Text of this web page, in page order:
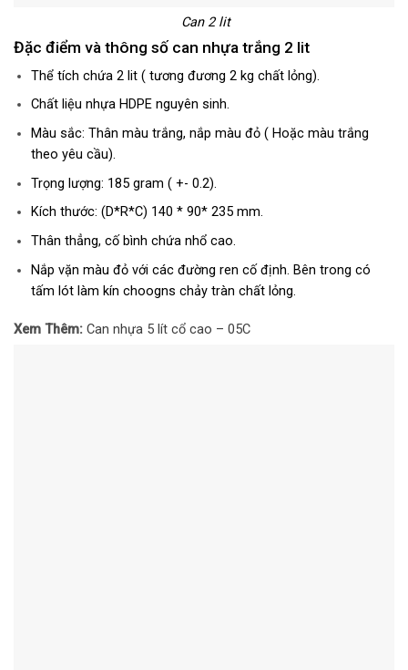
Can 2 lit
Đặc điểm và thông số can nhựa trắng 2 lit
Thể tích chứa 2 lit ( tương đương 2 kg chất lỏng).
Chất liệu nhựa HDPE nguyên sinh.
Màu sắc: Thân màu trắng, nắp màu đỏ ( Hoặc màu trắng
theo yêu cầu).
Trọng lượng: 185 gram ( +- 0.2).
Kích thước: (D*R*C) 140 * 90* 235 mm.
Thân thẳng, cố bình chứa nhổ cao.
Nắp vặn màu đỏ với các đường ren cố định. Bên trong có
tấm lót làm kín choogns chảy tràn chất lỏng.
Xem Thêm: Can nhựa 5 lít cổ cao – 05C